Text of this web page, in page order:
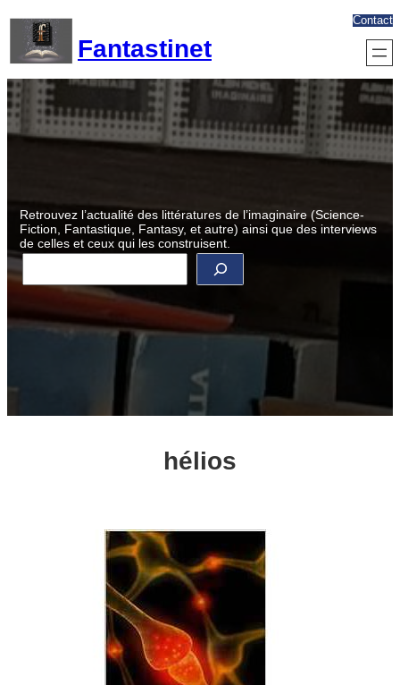
contenu
Fantastinet
Contact
Retrouvez l’actualité des littératures de l’imaginaire (Science-
Fiction, Fantastique, Fantasy, et autre) ainsi que des interviews
de celles et ceux qui les construisent.
R
e
c
hélios